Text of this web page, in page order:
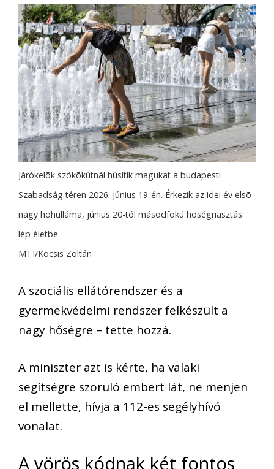
Járókelõk szökõkútnál hûsítik magukat a budapesti
Szabadság téren 2026. június 19-én. Érkezik az idei év elsõ
nagy hõhulláma, június 20-tól másodfokú hõségriasztás
lép életbe.
MTI/Kocsis Zoltán
A szociális ellátórendszer és a
gyermekvédelmi rendszer felkészült a
nagy hőségre – tette hozzá.
A miniszter azt is kérte, ha valaki
segítségre szoruló embert lát, ne menjen
el mellette, hívja a 112-es segélyhívó
vonalat.
A vörös kódnak két fontos